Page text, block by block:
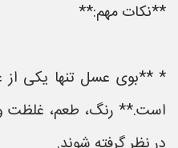
**نکات مهم:**
* **بوی عسل تنها یکی از
است.** رنگ، طعم، غلظت و